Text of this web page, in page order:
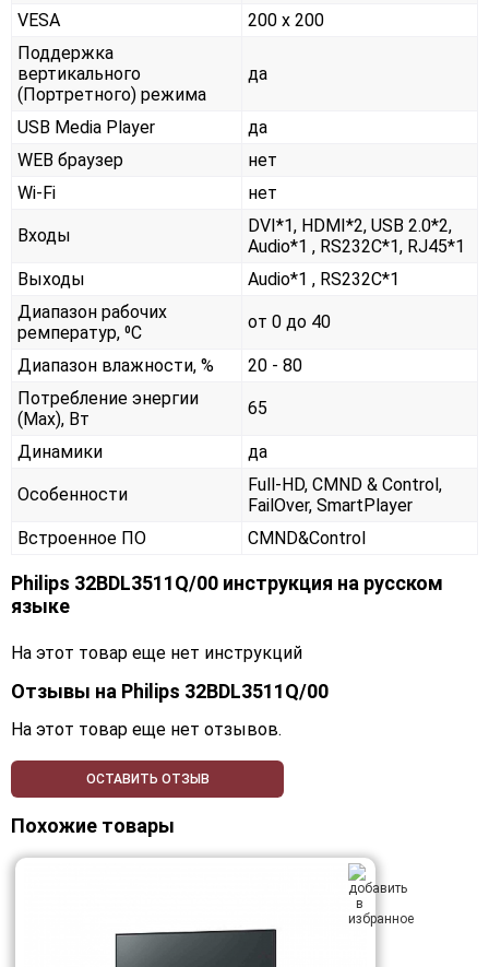
VESA
200 x 200
Поддержка
вертикального
(Портретного) режима
да
USB Media Player
да
WEB браузер
нет
Wi-Fi
нет
Входы
DVI*1, HDMI*2, USB 2.0*2,
Audio*1 , RS232С*1, RJ45*1
Выходы
Audio*1 , RS232С*1
Диапазон рабочих
ремператур, ⁰С
от 0 до 40
Диапазон влажности, %
20 - 80
Потребление энергии
(Max), Вт
65
Динамики да
Особенности
Full-HD, CMND & Control,
FailOver, SmartPlayer
Встроенное ПО
CMND&Control
Philips 32BDL3511Q/00 инструкция на русском
языке
На этот товар еще нет инструкций
Отзывы на Philips 32BDL3511Q/00
На этот товар еще нет отзывов.
ОСТАВИТЬ ОТЗЫВ
Похожие товары